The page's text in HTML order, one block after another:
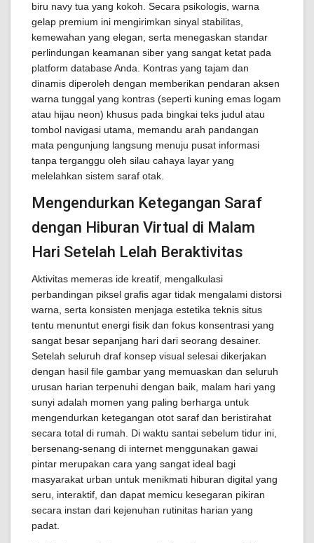
biru navy tua yang kokoh. Secara psikologis, warna
gelap premium ini mengirimkan sinyal stabilitas,
kemewahan yang elegan, serta menegaskan standar
perlindungan keamanan siber yang sangat ketat pada
platform database Anda. Kontras yang tajam dan
dinamis diperoleh dengan memberikan pendaran aksen
warna tunggal yang kontras (seperti kuning emas logam
atau hijau neon) khusus pada bingkai teks judul atau
tombol navigasi utama, memandu arah pandangan
mata pengunjung langsung menuju pusat informasi
tanpa terganggu oleh silau cahaya layar yang
melelahkan sistem saraf otak.
Mengendurkan Ketegangan Saraf
dengan Hiburan Virtual di Malam
Hari Setelah Lelah Beraktivitas
Aktivitas memeras ide kreatif, mengalkulasi
perbandingan piksel grafis agar tidak mengalami distorsi
warna, serta konsisten menjaga estetika teknis situs
tentu menuntut energi fisik dan fokus konsentrasi yang
sangat besar sepanjang hari dari seorang desainer.
Setelah seluruh draf konsep visual selesai dikerjakan
dengan hasil file gambar yang memuaskan dan seluruh
urusan harian terpenuhi dengan baik, malam hari yang
sunyi adalah momen yang paling berharga untuk
mengendurkan ketegangan otot saraf dan beristirahat
secara total di rumah. Di waktu santai sebelum tidur ini,
bersenang-senang di internet menggunakan gawai
pintar merupakan cara yang sangat ideal bagi
masyarakat urban untuk menikmati hiburan digital yang
seru, interaktif, dan dapat memicu kesegaran pikiran
secara instan dari kejenuhan rutinitas harian yang
padat.